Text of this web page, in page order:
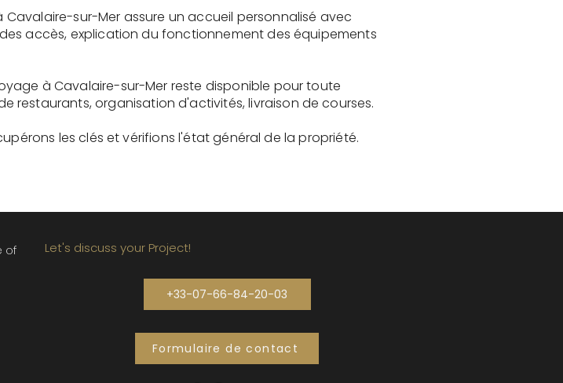
sur-Mer assure un accueil personnalisé avec
accès, explication du fonctionnement des équipements
à Cavalaire-sur-Mer reste disponible pour toute
organisation d'activités, livraison de courses.
les clés et vérifions l'état général de la propriété.
of
Let's discuss your Project!
+33-07-66-84-20-03
Formulaire de contact